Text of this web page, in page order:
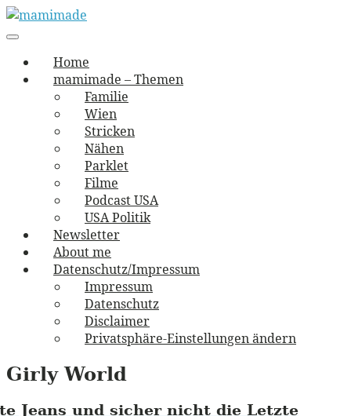
Skip
to
mamimade
vernäht und zugetextet
navigation
Menu
Home
mamimade – Themen
Familie
Wien
Stricken
Nähen
Parklet
Filme
Podcast USA
USA Politik
Newsletter
About me
Datenschutz/Impressum
Impressum
Datenschutz
Disclaimer
Privatsphäre-Einstellungen ändern
Girly World
Jeans und sicher nicht die Letzte